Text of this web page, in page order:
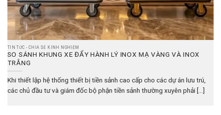
TIN TỨC - CHIA SẺ KINH NGHIỆM
SO SÁNH KHUNG XE ĐẨY HÀNH LÝ INOX MẠ VÀNG VÀ INOX
TRẮNG
Khi thiết lập hệ thống thiết bị tiền sảnh cao cấp cho các dự án lưu trú,
các chủ đầu tư và giám đốc bộ phận tiền sảnh thường xuyên phải [...]